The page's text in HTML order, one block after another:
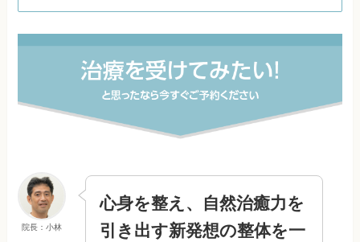
院長：小林
心身を整え、自然治癒力を
引き出す新発想の整体を一